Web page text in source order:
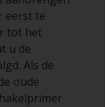
eerst te
tot het
u de
Als de
oude